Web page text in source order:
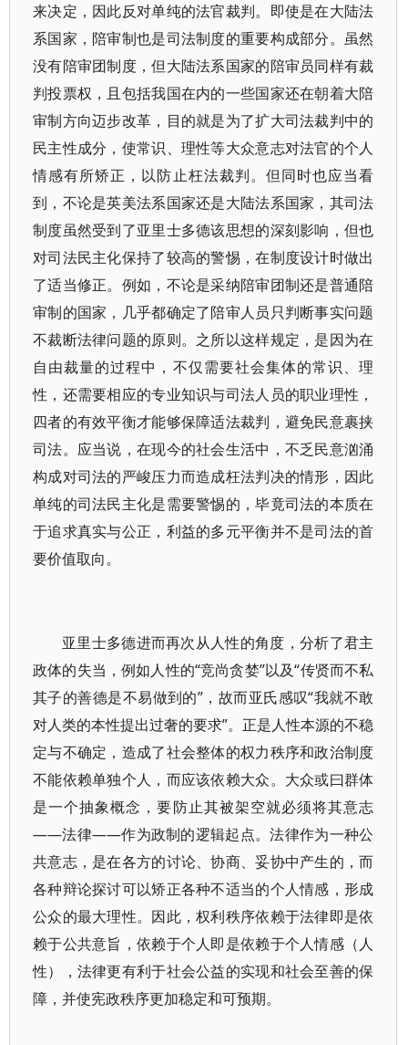
来决定，因此反对单纯的法官裁判。即使是在大陆法
系国家，陪审制也是司法制度的重要构成部分。虽然
没有陪审团制度，但大陆法系国家的陪审员同样有裁
判投票权，且包括我国在内的一些国家还在朝着大陪
审制方向迈步改革，目的就是为了扩大司法裁判中的
民主性成分，使常识、理性等大众意志对法官的个人
情感有所矫正，以防止枉法裁判。但同时也应当看
到，不论是英美法系国家还是大陆法系国家，其司法
制度虽然受到了亚里士多德该思想的深刻影响，但也
对司法民主化保持了较高的警惕，在制度设计时做出
了适当修正。例如，不论是采纳陪审团制还是普通陪
审制的国家，几乎都确定了陪审人员只判断事实问题
不裁断法律问题的原则。之所以这样规定，是因为在
自由裁量的过程中，不仅需要社会集体的常识、理
性，还需要相应的专业知识与司法人员的职业理性，
四者的有效平衡才能够保障适法裁判，避免民意裹挟
司法。应当说，在现今的社会生活中，不乏民意汹涌
构成对司法的严峻压力而造成枉法判决的情形，因此
单纯的司法民主化是需要警惕的，毕竟司法的本质在
于追求真实与公正，利益的多元平衡并不是司法的首
要价值取向。
亚里士多德进而再次从人性的角度，分析了君主
政体的失当，例如人性的“竞尚贪婪”以及“传贤而不私
其子的善德是不易做到的”，故而亚氏感叹“我就不敢
对人类的本性提出过奢的要求”。正是人性本源的不稳
定与不确定，造成了社会整体的权力秩序和政治制度
不能依赖单独个人，而应该依赖大众。大众或曰群体
是一个抽象概念，要防止其被架空就必须将其意志
——法律——作为政制的逻辑起点。法律作为一种公
共意志，是在各方的讨论、协商、妥协中产生的，而
各种辩论探讨可以矫正各种不适当的个人情感，形成
公众的最大理性。因此，权利秩序依赖于法律即是依
赖于公共意旨，依赖于个人即是依赖于个人情感（人
性），法律更有利于社会公益的实现和社会至善的保
障，并使宪政秩序更加稳定和可预期。